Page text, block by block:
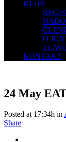
KLUB
O
KONTAKT
24 May
Posted at 17:34h in
Share